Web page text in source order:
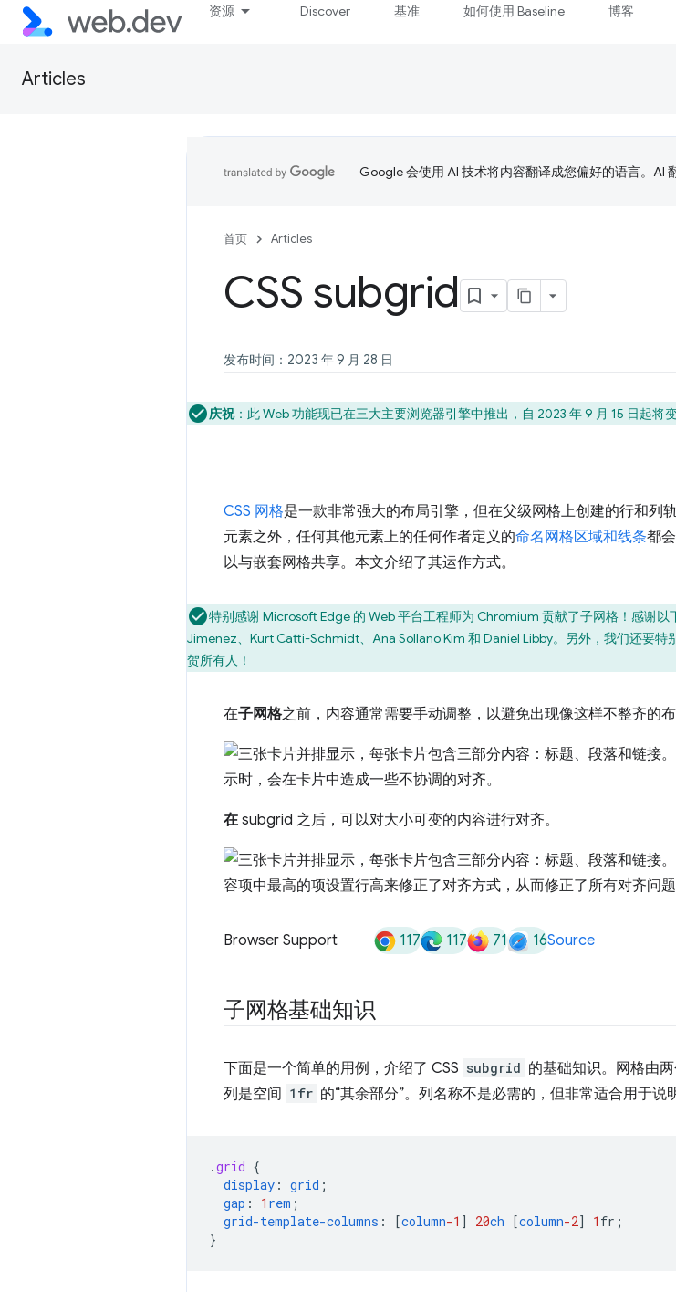
资源 Discover 基准 如何使用 Baseline 博客
Articles
Google 会使用 AI 技术将内容翻译成您偏好的语言。AI
首页 Articles
CSS subgrid
发布时间：2023 年 9 月 28 日
庆祝：此 Web 功能现已在三大主要浏览器引擎中推出，自 2023 年 9 月 15 日起将
CSS 网格是一款非常强大的布局引擎，但在父级网格上创建的行和列
元素之外，任何其他元素上的任何作者定义的命名网格区域和线条都
以与嵌套网格共享。本文介绍了其运作方式。
特别感谢 Microsoft Edge 的 Web 平台工程师为 Chromium 贡献了子网格！感谢
Jimenez、Kurt Catti-Schmidt、Ana Sollano Kim 和 Daniel Libby。另外，我们还要
贺所有人！
在子网格之前，内容通常需要手动调整，以避免出现像这样不整齐的布
在 subgrid 之后，可以对大小可变的内容进行对齐。
Browser Support 117 117 71 16Source
子网格基础知识
下面是一个简单的用例，介绍了 CSS subgrid 的基础知识。网格由
列是空间 1fr 的“其余部分”。列名称不是必需的，但非常适合用于说
.grid {
display : grid ;
gap : 1 rem ;
grid-template-columns : [column-1 ] 20ch [column-2] 1 fr ;
}